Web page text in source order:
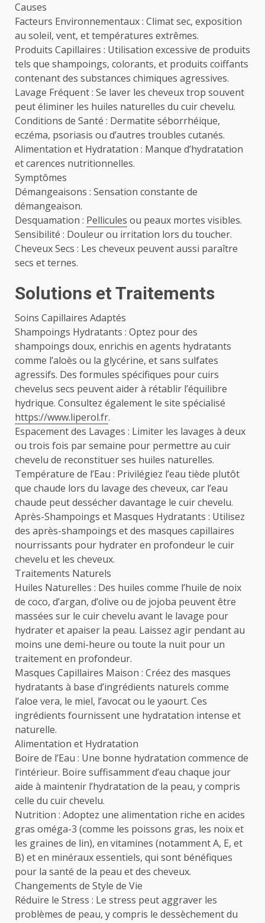
Causes
Facteurs Environnementaux : Climat sec, exposition
au soleil, vent, et températures extrêmes.
Produits Capillaires : Utilisation excessive de produits
tels que shampoings, colorants, et produits coiffants
contenant des substances chimiques agressives.
Lavage Fréquent : Se laver les cheveux trop souvent
peut éliminer les huiles naturelles du cuir chevelu.
Conditions de Santé : Dermatite séborrhéique,
eczéma, psoriasis ou d’autres troubles cutanés.
Alimentation et Hydratation : Manque d’hydratation
et carences nutritionnelles.
Symptômes
Démangeaisons : Sensation constante de
démangeaison.
Desquamation : Pellicules ou peaux mortes visibles.
Sensibilité : Douleur ou irritation lors du toucher.
Cheveux Secs : Les cheveux peuvent aussi paraître
secs et ternes.
Solutions et Traitements
Soins Capillaires Adaptés
Shampoings Hydratants : Optez pour des
shampoings doux, enrichis en agents hydratants
comme l’aloès ou la glycérine, et sans sulfates
agressifs. Des formules spécifiques pour cuirs
chevelus secs peuvent aider à rétablir l’équilibre
hydrique. Consultez également le site spécialisé
https://www.liperol.fr.
Espacement des Lavages : Limiter les lavages à deux
ou trois fois par semaine pour permettre au cuir
chevelu de reconstituer ses huiles naturelles.
Température de l’Eau : Privilégiez l’eau tiède plutôt
que chaude lors du lavage des cheveux, car l’eau
chaude peut dessécher davantage le cuir chevelu.
Après-Shampoings et Masques Hydratants : Utilisez
des après-shampoings et des masques capillaires
nourrissants pour hydrater en profondeur le cuir
chevelu et les cheveux.
Traitements Naturels
Huiles Naturelles : Des huiles comme l’huile de noix
de coco, d’argan, d’olive ou de jojoba peuvent être
massées sur le cuir chevelu avant le lavage pour
hydrater et apaiser la peau. Laissez agir pendant au
moins une demi-heure ou toute la nuit pour un
traitement en profondeur.
Masques Capillaires Maison : Créez des masques
hydratants à base d’ingrédients naturels comme
l’aloe vera, le miel, l’avocat ou le yaourt. Ces
ingrédients fournissent une hydratation intense et
naturelle.
Alimentation et Hydratation
Boire de l’Eau : Une bonne hydratation commence de
l’intérieur. Boire suffisamment d’eau chaque jour
aide à maintenir l’hydratation de la peau, y compris
celle du cuir chevelu.
Nutrition : Adoptez une alimentation riche en acides
gras oméga-3 (comme les poissons gras, les noix et
les graines de lin), en vitamines (notamment A, E, et
B) et en minéraux essentiels, qui sont bénéfiques
pour la santé de la peau et des cheveux.
Changements de Style de Vie
Réduire le Stress : Le stress peut aggraver les
problèmes de peau, y compris le dessèchement du